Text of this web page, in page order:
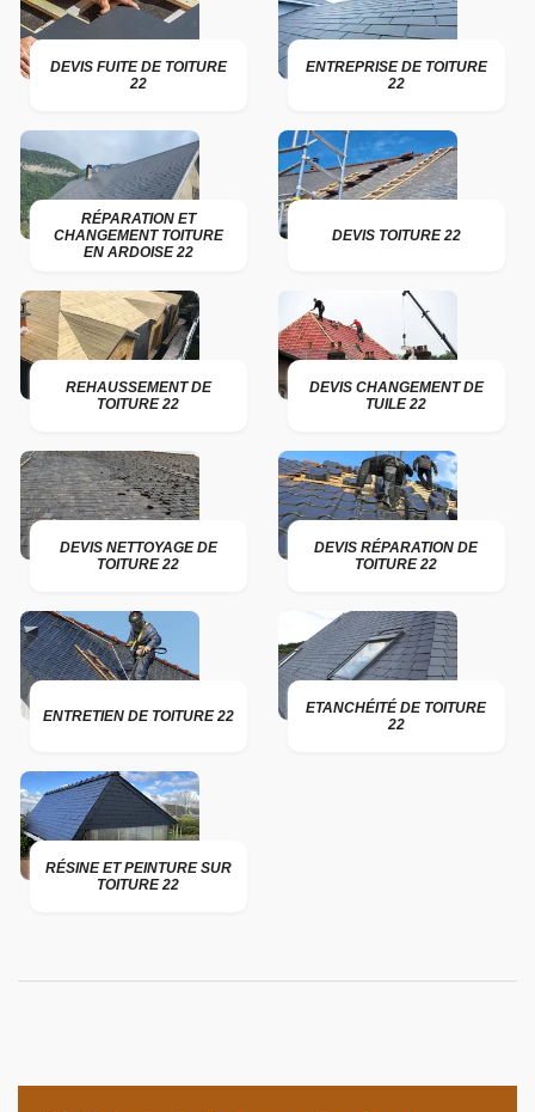
DEVIS FUITE DE TOITURE
22
ENTREPRISE DE TOITURE
22
RÉPARATION ET
CHANGEMENT TOITURE
EN ARDOISE 22
DEVIS TOITURE 22
REHAUSSEMENT DE
TOITURE 22
DEVIS CHANGEMENT DE
TUILE 22
DEVIS NETTOYAGE DE
TOITURE 22
DEVIS RÉPARATION DE
TOITURE 22
ENTRETIEN DE TOITURE 22
ETANCHÉITÉ DE TOITURE
22
RÉSINE ET PEINTURE SUR
TOITURE 22